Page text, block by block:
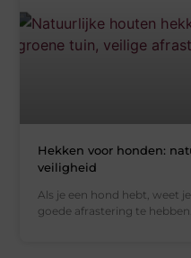
Hekken voor honden:
veiligheid
Als je een hond hebt, weet
goede afrastering te